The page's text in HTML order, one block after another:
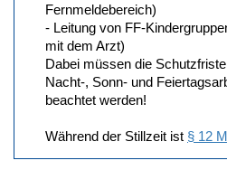
Fernmeldebereich)
- Leitung von FF-
mit dem Arzt)
Dabei müssen die
Nacht-, Sonn- und
beachtet werden!
Während der Stillzeit ist § 12